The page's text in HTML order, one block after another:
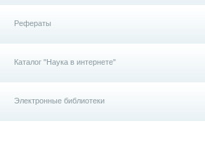
Рефераты
Каталог "Наука в интернете"
Электронные библиотеки